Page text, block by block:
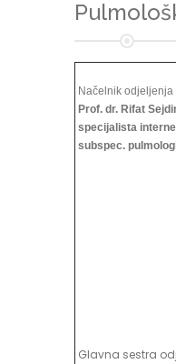
Načelnik odjeljenja
Prof. dr. Rifat
specijalista
subspec.
Glavna sestra